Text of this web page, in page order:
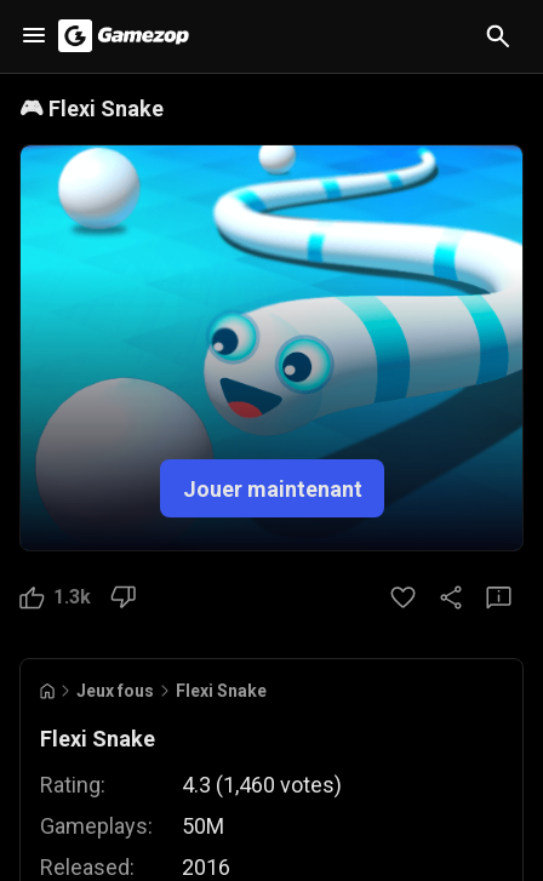
🎮 Flexi Snake
Jouer maintenant
1.3k
Jeux fous Flexi Snake
Flexi Snake
Rating:
Gameplays:
Released:
4.3 (1,460 votes)
50M
2016